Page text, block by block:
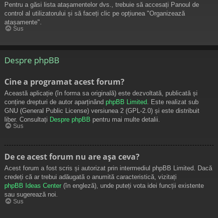
Pentru a găsi lista atașamentelor dvs., trebuie să accesați Panoul de
control al utilizatorului și să faceți clic pe opțiunea "Organizează
atașamente".
Sus
Despre phpBB
Cine a programat acest forum?
Această aplicație (în forma sa originală) este dezvoltată, publicată și
conține drepturi de autor aparținând phpBB Limited . Este realizat sub
GNU (General Public License) versiunea 2 (GPL-2.0) și este distribuit
liber. Consultați Despre phpBB pentru mai multe detalii.
Sus
De ce acest forum nu are așa ceva?
Acest forum a fost scris și autorizat prin intermediul phpBB Limited. Dacă
credeți că ar trebui adăugată o anumită caracteristică, vizitați
phpBB Ideas Center (în engleză), unde puteți vota idei funcții existente
sau sugerează noi.
Sus